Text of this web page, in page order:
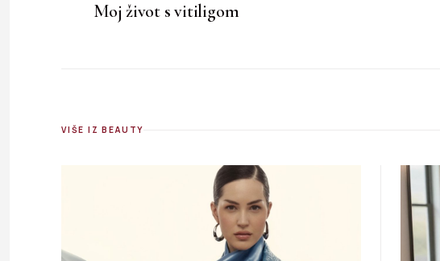
Moj život s vitiligom
VIŠE IZ BEAUTY